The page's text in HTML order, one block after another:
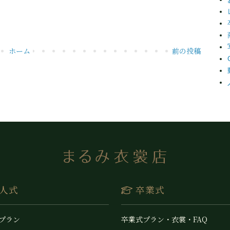
前の投稿
ホーム
式
ラン
卒業式
卒業式プラン・衣裳・FAQ